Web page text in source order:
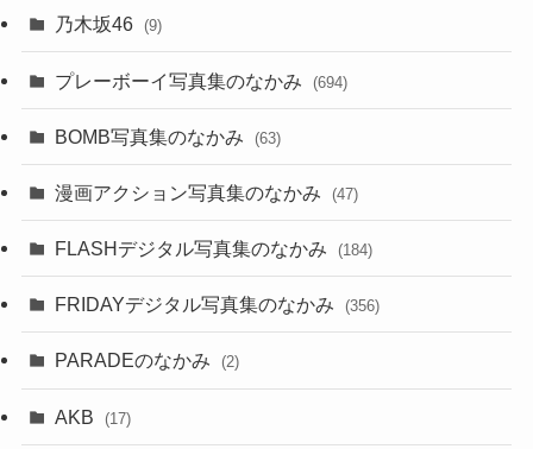
乃木坂46 (9)
プレーボーイ写真集のなかみ (694)
BOMB写真集のなかみ (63)
漫画アクション写真集のなかみ (47)
FLASHデジタル写真集のなかみ (184)
FRIDAYデジタル写真集のなかみ (356)
PARADEのなかみ (2)
AKB (17)